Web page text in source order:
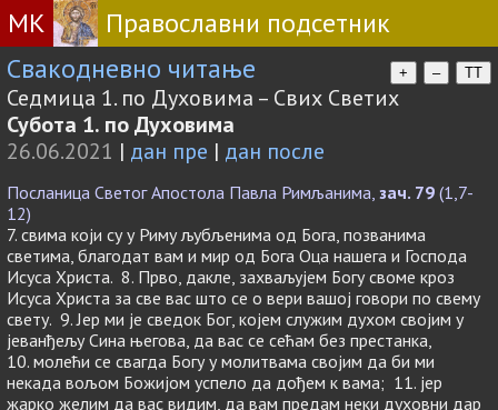
МК
Православни подсетник
Свакодневно читање
+ – TT
Седмица 1. по Духовима – Свих Светих
Субота 1. по Духовима
26.06.2021 | дан пре | дан после
Посланица Светог Апостола Павла Римљанима, зач. 79 (1,7-
12)
7. свима који су у Риму љубљенима од Бога, позванима
светима, благодат вам и мир од Бога Оца нашега и Господа
Исуса Христа. 8. Прво, дакле, захваљујем Богу своме кроз
Исуса Христа за све вас што се о вери вашој говори по свему
свету. 9. Јер ми је сведок Бог, којем служим духом својим у
јеванђељу Сина његова, да вас се сећам без престанка,
10. молећи се свагда Богу у молитвама својим да би ми
некада вољом Божијом успело да дођем к вама; 11. јер
жарко желим да вас видим, да вам предам неки духовни дар